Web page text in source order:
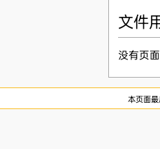
文件
没有页
本页面最